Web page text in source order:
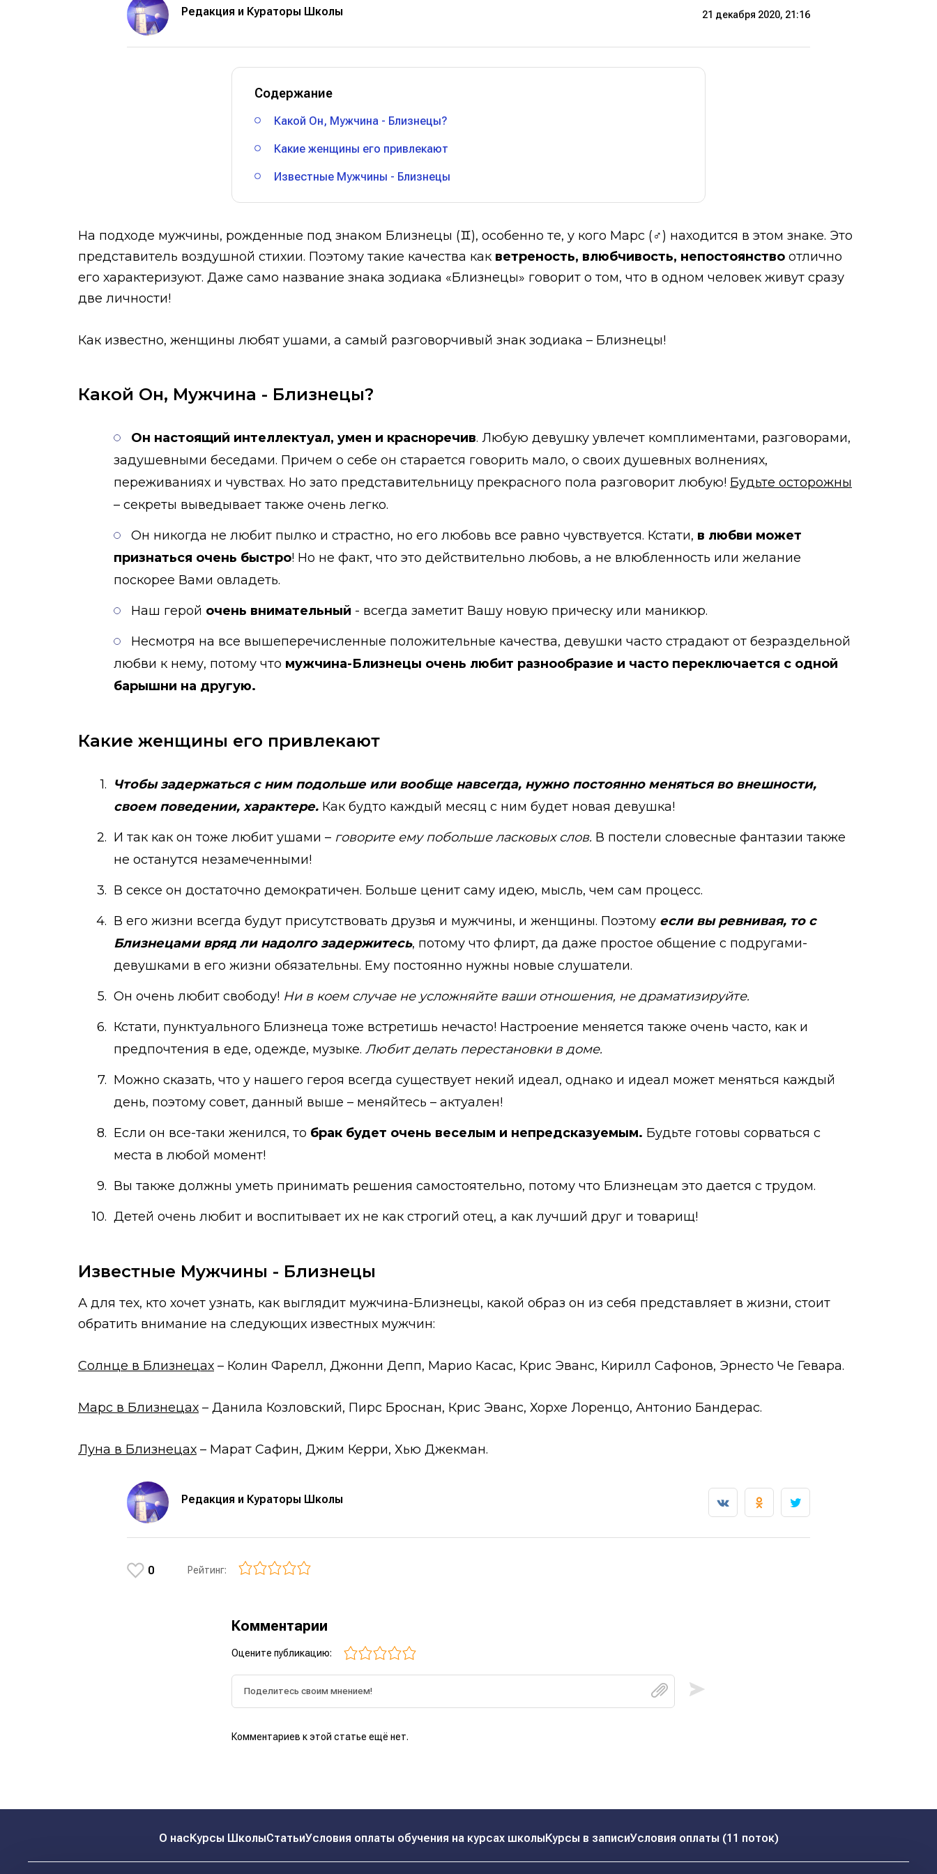
Редакция и Кураторы Школы 21 декабря 2020, 21:16
Содержание
Какой Он, Мужчина - Близнецы?
Какие женщины его привлекают
Известные Мужчины - Близнецы
На подходе мужчины, рожденные под знаком Близнецы (♊), особенно те, у кого Марс (♂) находится в этом знаке. Это
представитель воздушной стихии. Поэтому такие качества как ветреность, влюбчивость, непостоянство отлично
его характеризуют. Даже само название знака зодиака «Близнецы» говорит о том, что в одном человек живут сразу
две личности!
Как известно, женщины любят ушами, а самый разговорчивый знак зодиака – Близнецы!
Какой Он, Мужчина - Близнецы?
Он настоящий интеллектуал, умен и красноречив. Любую девушку увлечет комплиментами, разговорами,
задушевными беседами. Причем о себе он старается говорить мало, о своих душевных волнениях,
переживаниях и чувствах. Но зато представительницу прекрасного пола разговорит любую! Будьте осторожны
– секреты выведывает также очень легко.
Он никогда не любит пылко и страстно, но его любовь все равно чувствуется. Кстати, в любви может
признаться очень быстро! Но не факт, что это действительно любовь, а не влюбленность или желание
поскорее Вами овладеть.
Наш герой очень внимательный - всегда заметит Вашу новую прическу или маникюр.
Несмотря на все вышеперечисленные положительные качества, девушки часто страдают от безраздельной
любви к нему, потому что мужчина-Близнецы очень любит разнообразие и часто переключается с одной
барышни на другую.
Какие женщины его привлекают
Чтобы задержаться с ним подольше или вообще навсегда, нужно постоянно меняться во внешности,
своем поведении, характере. Как будто каждый месяц с ним будет новая девушка!
И так как он тоже любит ушами – говорите ему побольше ласковых слов. В постели словесные фантазии также
не останутся незамеченными!
В сексе он достаточно демократичен. Больше ценит саму идею, мысль, чем сам процесс.
В его жизни всегда будут присутствовать друзья и мужчины, и женщины. Поэтому если вы ревнивая, то с
Близнецами вряд ли надолго задержитесь, потому что флирт, да даже простое общение с подругами-
девушками в его жизни обязательны. Ему постоянно нужны новые слушатели.
Он очень любит свободу! Ни в коем случае не усложняйте ваши отношения, не драматизируйте.
Кстати, пунктуального Близнеца тоже встретишь нечасто! Настроение меняется также очень часто, как и
предпочтения в еде, одежде, музыке. Любит делать перестановки в доме.
Можно сказать, что у нашего героя всегда существует некий идеал, однако и идеал может меняться каждый
день, поэтому совет, данный выше – меняйтесь – актуален!
Если он все-таки женился, то брак будет очень веселым и непредсказуемым. Будьте готовы сорваться с
места в любой момент!
Вы также должны уметь принимать решения самостоятельно, потому что Близнецам это дается с трудом.
Детей очень любит и воспитывает их не как строгий отец, а как лучший друг и товарищ!
Известные Мужчины - Близнецы
А для тех, кто хочет узнать, как выглядит мужчина-Близнецы, какой образ он из себя представляет в жизни, стоит
обратить внимание на следующих известных мужчин:
Солнце в Близнецах – Колин Фарелл, Джонни Депп, Марио Касас, Крис Эванс, Кирилл Сафонов, Эрнесто Че Гевара.
Марс в Близнецах – Данила Козловский, Пирс Броснан, Крис Эванс, Хорхе Лоренцо, Антонио Бандерас.
Луна в Близнецах – Марат Сафин, Джим Керри, Хью Джекман.
Редакция и Кураторы Школы
0 Рейтинг:
Комментарии
Оцените публикацию:
Комментариев к этой статье ещё нет.
О насКурсы ШколыСтатьиУсловия оплаты обучения на курсах школыКурсы в записиУсловия оплаты (11 поток)